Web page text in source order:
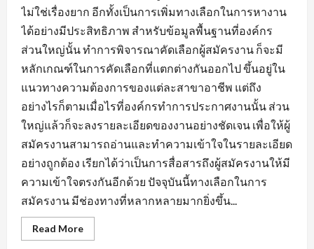
ไม่ใช่เรื่องยาก อีกทั้งเป็นการเพิ่มทางเลือกในการหางาน
ได้อย่างมีประสิทธิภาพ สำหรับข้อมูลพื้นฐานที่องค์กร
ส่วนใหญ่นั้น ทำการพิจารณาคัดเลือกผู้สมัครงาน ก็จะมี
หลักเกณฑ์ในการคัดเลือกที่แตกต่างกันออกไป ขึ้นอยู่ใน
แนวทางความต้องการของแต่ละสาขาอาชีพ แต่ถึง
อย่างไรก็ตามเมื่อไรที่องค์กรทำการประกาศงานนั้น ส่วน
ใหญ่แล้วก็จะลงรายละเอียดของงานอย่างชัดเจน เพื่อให้ผู้
สมัครงานสามารถอ่านและทำความเข้าใจในรายละเอียด
อย่างถูกต้อง เรียกได้ว่าเป็นการสื่อสารถึงผู้สมัครงานให้มี
ความเข้าใจตรงกันอีกด้วย ปัจจุบันนี้ทางเลือกในการ
สมัครงาน มีช่องทางที่หลากหลายมากยิ่งขึ้น...
Read MoreRead
more